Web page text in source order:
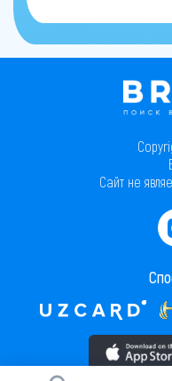
Сайт не